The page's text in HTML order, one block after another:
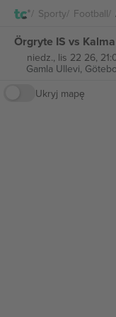
Sporty Football
niedz., lis 22 26,
Gamla Ullevi,
Ukryj mapę